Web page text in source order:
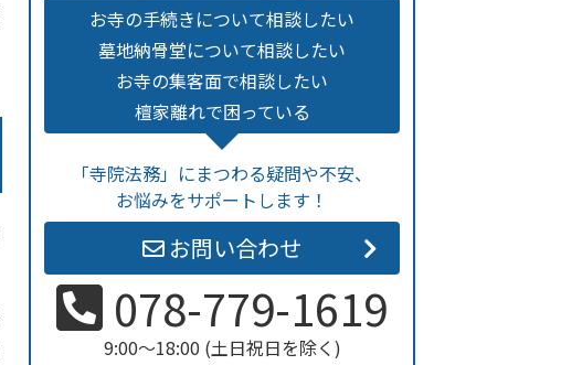
お寺の手続きについて相談したい
墓地納骨堂について相談したい
お寺の集客面で相談したい
檀家離れで困っている
「寺院法務」にまつわる疑問や不安、
お悩みをサポートします！
お問い合わせ
078-779-1619
9:00～18:00 (土日祝日を除く)